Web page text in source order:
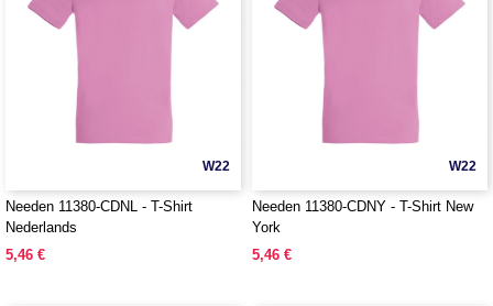
W22
Needen 11380-CDNL - T-Shirt
Nederlands
5,46 €
W22
Needen 11380-CDNY - T-Shirt New
York
5,46 €